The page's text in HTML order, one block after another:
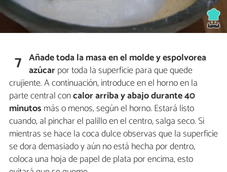
7 Añade toda la masa en el molde y espolvorea
azúcarpor toda la superficie para que quede
crujiente. A continuación, introduce en el horno en la
parte central concalor arriba y abajo durante 40
minutos más o menos, según el horno. Estará listo
cuando, al pinchar el palillo en el centro, salga seco. Si
mientras se hace la coca dulce observas que la superficie
se dora demasiado y aún no está hecha por dentro,
coloca una hoja de papel de plata por encima, esto